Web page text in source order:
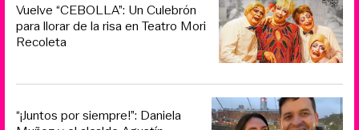
Vuelve “CEBOLLA”: Un Culebrón
para llorar de la risa en Teatro Mori
Recoleta
“¡Juntos por siempre!”: Daniela